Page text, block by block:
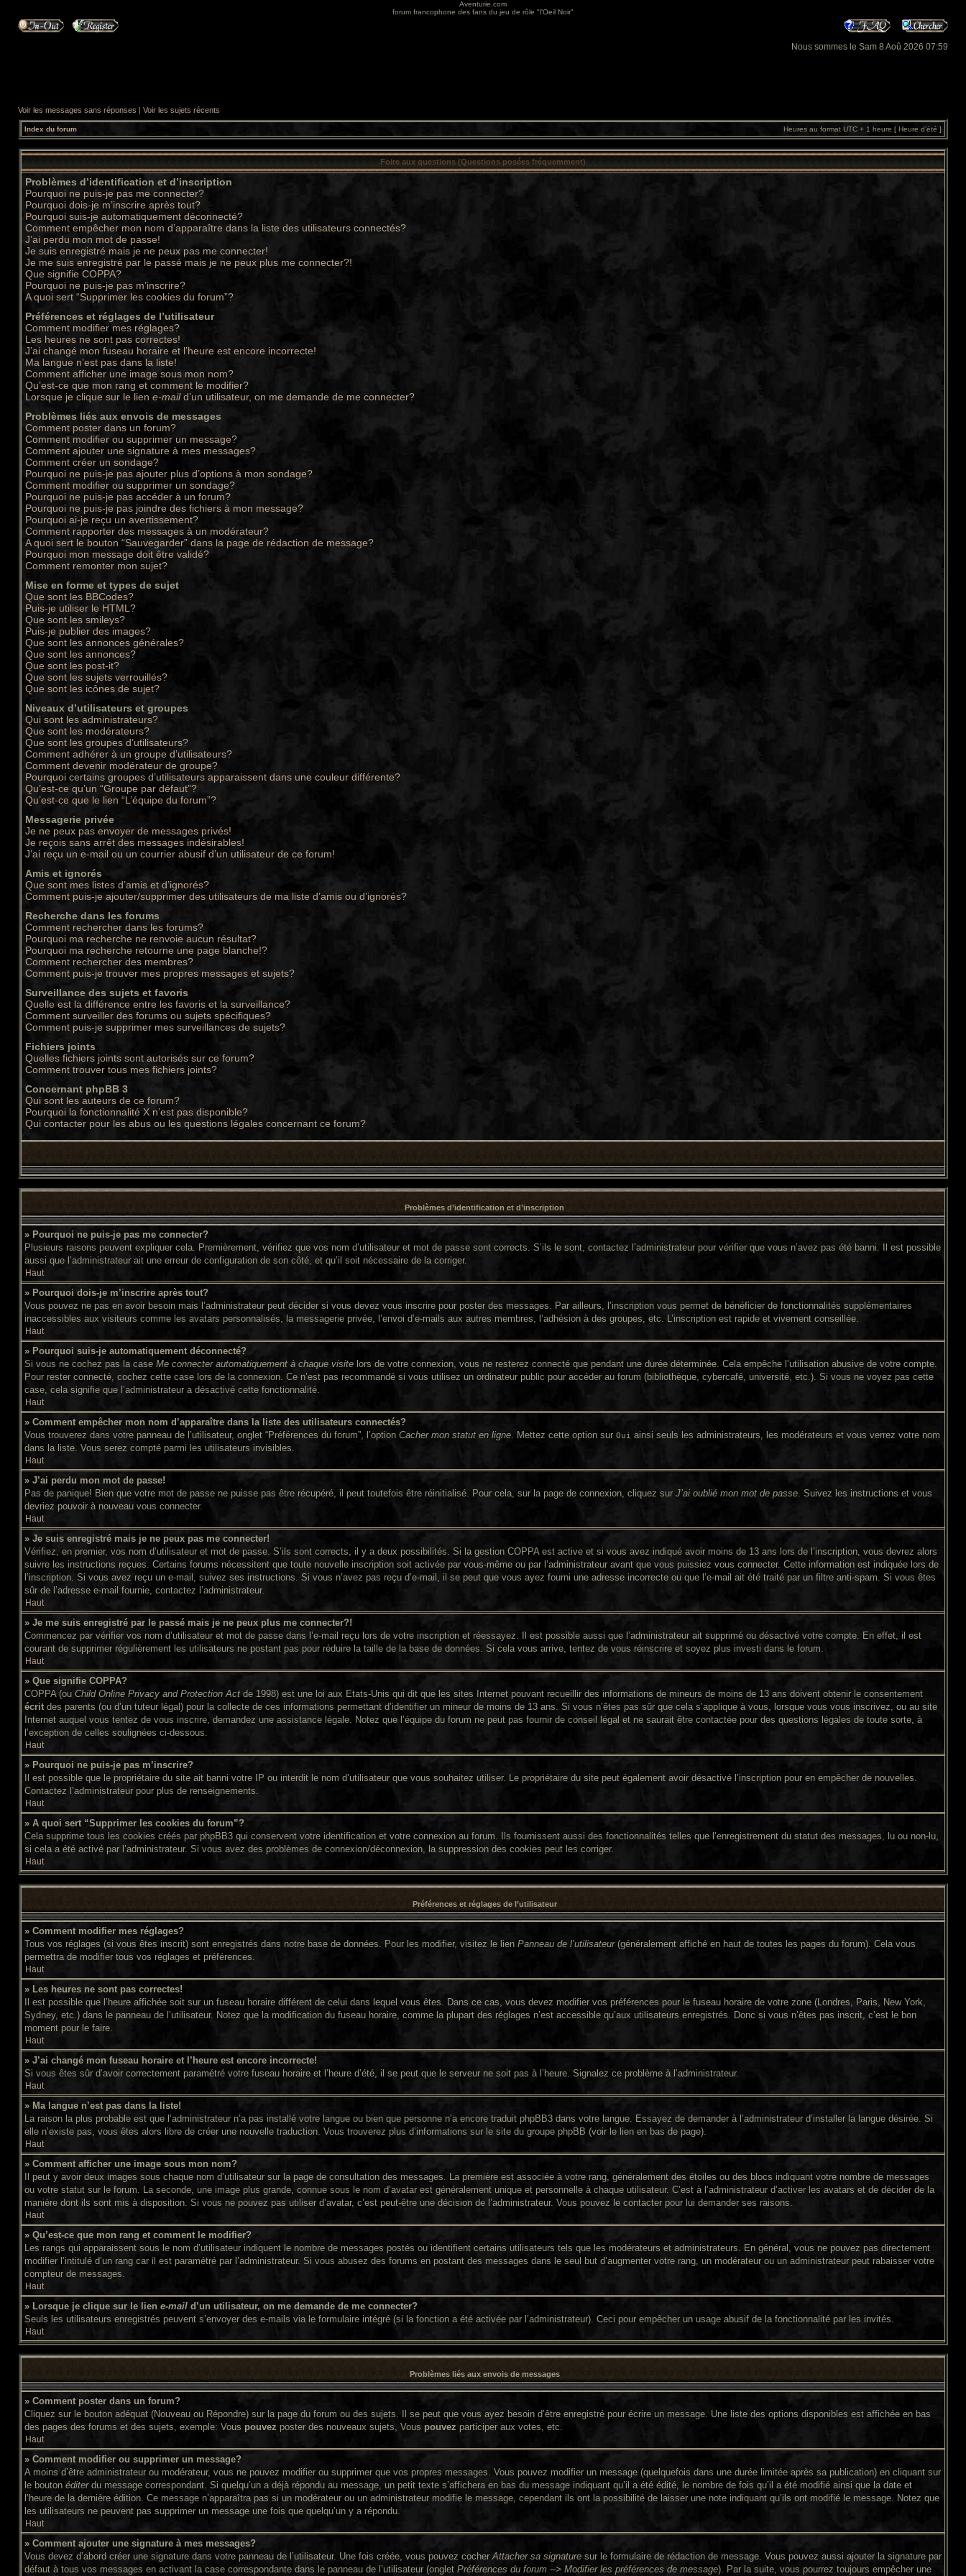
Aventurie.com
forum francophone des fans du jeu de rôle "l'Oeil Noir"
Nous sommes le Sam 8 Aoû 2026 07:59
Voir les messages sans réponses | Voir les sujets récents
Index du forum Heures au format UTC + 1 heure [ Heure d’été ]
Foire aux questions (Questions posées fréquemment)
Problèmes d’identification et d’inscription
Pourquoi ne puis-je pas me connecter?
Pourquoi dois-je m’inscrire après tout?
Pourquoi suis-je automatiquement déconnecté?
Comment empêcher mon nom d’apparaître dans la liste des utilisateurs connectés?
J’ai perdu mon mot de passe!
Je suis enregistré mais je ne peux pas me connecter!
Je me suis enregistré par le passé mais je ne peux plus me connecter?!
Que signifie COPPA?
Pourquoi ne puis-je pas m’inscrire?
A quoi sert “Supprimer les cookies du forum”?
Préférences et réglages de l’utilisateur
Comment modifier mes réglages?
Les heures ne sont pas correctes!
J’ai changé mon fuseau horaire et l’heure est encore incorrecte!
Ma langue n’est pas dans la liste!
Comment afficher une image sous mon nom?
Qu’est-ce que mon rang et comment le modifier?
Lorsque je clique sur le lien e-maild’un utilisateur, on me demande de me connecter?
Problèmes liés aux envois de messages
Comment poster dans un forum?
Comment modifier ou supprimer un message?
Comment ajouter une signature à mes messages?
Comment créer un sondage?
Pourquoi ne puis-je pas ajouter plus d’options à mon sondage?
Comment modifier ou supprimer un sondage?
Pourquoi ne puis-je pas accéder à un forum?
Pourquoi ne puis-je pas joindre des fichiers à mon message?
Pourquoi ai-je reçu un avertissement?
Comment rapporter des messages à un modérateur?
A quoi sert le bouton “Sauvegarder” dans la page de rédaction de message?
Pourquoi mon message doit être validé?
Comment remonter mon sujet?
Mise en forme et types de sujet
Que sont les BBCodes?
Puis-je utiliser le HTML?
Que sont les smileys?
Puis-je publier des images?
Que sont les annonces générales?
Que sont les annonces?
Que sont les post-it?
Que sont les sujets verrouillés?
Que sont les icônes de sujet?
Niveaux d’utilisateurs et groupes
Qui sont les administrateurs?
Que sont les modérateurs?
Que sont les groupes d’utilisateurs?
Comment adhérer à un groupe d’utilisateurs?
Comment devenir modérateur de groupe?
Pourquoi certains groupes d’utilisateurs apparaissent dans une couleur différente?
Qu’est-ce qu’un “Groupe par défaut”?
Qu’est-ce que le lien “L’équipe du forum”?
Messagerie privée
Je ne peux pas envoyer de messages privés!
Je reçois sans arrêt des messages indésirables!
J’ai reçu un e-mail ou un courrier abusif d’un utilisateur de ce forum!
Amis et ignorés
Que sont mes listes d’amis et d’ignorés?
Comment puis-je ajouter/supprimer des utilisateurs de ma liste d’amis ou d’ignorés?
Recherche dans les forums
Comment rechercher dans les forums?
Pourquoi ma recherche ne renvoie aucun résultat?
Pourquoi ma recherche retourne une page blanche!?
Comment rechercher des membres?
Comment puis-je trouver mes propres messages et sujets?
Surveillance des sujets et favoris
Quelle est la différence entre les favoris et la surveillance?
Comment surveiller des forums ou sujets spécifiques?
Comment puis-je supprimer mes surveillances de sujets?
Fichiers joints
Quelles fichiers joints sont autorisés sur ce forum?
Comment trouver tous mes fichiers joints?
Concernant phpBB 3
Qui sont les auteurs de ce forum?
Pourquoi la fonctionnalité X n’est pas disponible?
Qui contacter pour les abus ou les questions légales concernant ce forum?
Problèmes d’identification et d’inscription
» Pourquoi ne puis-je pas me connecter?
Plusieurs raisons peuvent expliquer cela. Premièrement, vérifiez que vos nom d’utilisateur et mot de passe sont corrects. S’ils le sont, contactez l’administrateur pour vérifier que vous n’avez pas été banni. Il est possible
aussi que l’administrateur ait une erreur de configuration de son côté, et qu’il soit nécessaire de la corriger.
Haut
» Pourquoi dois-je m’inscrire après tout?
Vous pouvez ne pas en avoir besoin mais l’administrateur peut décider si vous devez vous inscrire pour poster des messages. Par ailleurs, l’inscription vous permet de bénéficier de fonctionnalités supplémentaires
inaccessibles aux visiteurs comme les avatars personnalisés, la messagerie privée, l’envoi d’e-mails aux autres membres, l’adhésion à des groupes, etc. L’inscription est rapide et vivement conseillée.
Haut
» Pourquoi suis-je automatiquement déconnecté?
Si vous ne cochez pas la case Me connecter automatiquement à chaque visite lors de votre connexion, vous ne resterez connecté que pendant une durée déterminée. Cela empêche l’utilisation abusive de votre compte.
Pour rester connecté, cochez cette case lors de la connexion. Ce n’est pas recommandé si vous utilisez un ordinateur public pour accéder au forum (bibliothèque, cybercafé, université, etc.). Si vous ne voyez pas cette
case, cela signifie que l’administrateur a désactivé cette fonctionnalité.
Haut
» Comment empêcher mon nom d’apparaître dans la liste des utilisateurs connectés?
Vous trouverez dans votre panneau de l’utilisateur, onglet “Préférences du forum”, l’option Cacher mon statut en ligne. Mettez cette option sur Oui ainsi seuls les administrateurs, les modérateurs et vous verrez votre nom
dans la liste. Vous serez compté parmi les utilisateurs invisibles.
Haut
» J’ai perdu mon mot de passe!
Pas de panique! Bien que votre mot de passe ne puisse pas être récupéré, il peut toutefois être réinitialisé. Pour cela, sur la page de connexion, cliquez sur J’ai oublié mon mot de passe. Suivez les instructions et vous
devriez pouvoir à nouveau vous connecter.
Haut
» Je suis enregistré mais je ne peux pas me connecter!
Vérifiez, en premier, vos nom d’utilisateur et mot de passe. S’ils sont corrects, il y a deux possibilités. Si la gestion COPPA est active et si vous avez indiqué avoir moins de 13 ans lors de l’inscription, vous devrez alors
suivre les instructions reçues. Certains forums nécessitent que toute nouvelle inscription soit activée par vous-même ou par l’administrateur avant que vous puissiez vous connecter. Cette information est indiquée lors de
l’inscription. Si vous avez reçu un e-mail, suivez ses instructions. Si vous n’avez pas reçu d’e-mail, il se peut que vous ayez fourni une adresse incorrecte ou que l’e-mail ait été traité par un filtre anti-spam. Si vous êtes
sûr de l’adresse e-mail fournie, contactez l’administrateur.
Haut
» Je me suis enregistré par le passé mais je ne peux plus me connecter?!
Commencez par vérifier vos nom d’utilisateur et mot de passe dans l’e-mail reçu lors de votre inscription et réessayez. Il est possible aussi que l’administrateur ait supprimé ou désactivé votre compte. En effet, il est
courant de supprimer régulièrement les utilisateurs ne postant pas pour réduire la taille de la base de données. Si cela vous arrive, tentez de vous réinscrire et soyez plus investi dans le forum.
Haut
» Que signifie COPPA?
COPPA (ou Child Online Privacy and Protection Act de 1998) est une loi aux Etats-Unis qui dit que les sites Internet pouvant recueillir des informations de mineurs de moins de 13 ans doivent obtenir le consentement
écrit des parents (ou d’un tuteur légal) pour la collecte de ces informations permettant d’identifier un mineur de moins de 13 ans. Si vous n’êtes pas sûr que cela s’applique à vous, lorsque vous vous inscrivez, ou au site
Internet auquel vous tentez de vous inscrire, demandez une assistance légale. Notez que l’équipe du forum ne peut pas fournir de conseil légal et ne saurait être contactée pour des questions légales de toute sorte, à
l’exception de celles soulignées ci-dessous.
Haut
» Pourquoi ne puis-je pas m’inscrire?
Il est possible que le propriétaire du site ait banni votre IP ou interdit le nom d’utilisateur que vous souhaitez utiliser. Le propriétaire du site peut également avoir désactivé l’inscription pour en empêcher de nouvelles.
Contactez l’administrateur pour plus de renseignements.
Haut
» A quoi sert “Supprimer les cookies du forum”?
Cela supprime tous les cookies créés par phpBB3 qui conservent votre identification et votre connexion au forum. Ils fournissent aussi des fonctionnalités telles que l’enregistrement du statut des messages, lu ou non-lu,
si cela a été activé par l’administrateur. Si vous avez des problèmes de connexion/déconnexion, la suppression des cookies peut les corriger.
Haut
Préférences et réglages de l’utilisateur
» Comment modifier mes réglages?
Tous vos réglages (si vous êtes inscrit) sont enregistrés dans notre base de données. Pour les modifier, visitez le lien Panneau de l’utilisateur(généralement affiché en haut de toutes les pages du forum). Cela vous
permettra de modifier tous vos réglages et préférences.
Haut
» Les heures ne sont pas correctes!
Il est possible que l’heure affichée soit sur un fuseau horaire différent de celui dans lequel vous êtes. Dans ce cas, vous devez modifier vos préférences pour le fuseau horaire de votre zone (Londres, Paris, New York,
Sydney, etc.) dans le panneau de l’utilisateur. Notez que la modification du fuseau horaire, comme la plupart des réglages n’est accessible qu’aux utilisateurs enregistrés. Donc si vous n’êtes pas inscrit, c’est le bon
moment pour le faire.
Haut
» J’ai changé mon fuseau horaire et l’heure est encore incorrecte!
Si vous êtes sûr d’avoir correctement paramétré votre fuseau horaire et l’heure d’été, il se peut que le serveur ne soit pas à l’heure. Signalez ce problème à l’administrateur.
Haut
» Ma langue n’est pas dans la liste!
La raison la plus probable est que l’administrateur n’a pas installé votre langue ou bien que personne n’a encore traduit phpBB3 dans votre langue. Essayez de demander à l’administrateur d’installer la langue désirée. Si
elle n’existe pas, vous êtes alors libre de créer une nouvelle traduction. Vous trouverez plus d’informations sur le site du groupe phpBB (voir le lien en bas de page).
Haut
» Comment afficher une image sous mon nom?
Il peut y avoir deux images sous chaque nom d’utilisateur sur la page de consultation des messages. La première est associée à votre rang, généralement des étoiles ou des blocs indiquant votre nombre de messages
ou votre statut sur le forum. La seconde, une image plus grande, connue sous le nom d’avatar est généralement unique et personnelle à chaque utilisateur. C’est à l’administrateur d’activer les avatars et de décider de la
manière dont ils sont mis à disposition. Si vous ne pouvez pas utiliser d’avatar, c’est peut-être une décision de l’administrateur. Vous pouvez le contacter pour lui demander ses raisons.
Haut
» Qu’est-ce que mon rang et comment le modifier?
Les rangs qui apparaissent sous le nom d’utilisateur indiquent le nombre de messages postés ou identifient certains utilisateurs tels que les modérateurs et administrateurs. En général, vous ne pouvez pas directement
modifier l’intitulé d’un rang car il est paramétré par l’administrateur. Si vous abusez des forums en postant des messages dans le seul but d’augmenter votre rang, un modérateur ou un administrateur peut rabaisser votre
compteur de messages.
Haut
» Lorsque je clique sur le lien e-mail d’un utilisateur, on me demande de me connecter?
Seuls les utilisateurs enregistrés peuvent s’envoyer des e-mails via le formulaire intégré (si la fonction a été activée par l’administrateur). Ceci pour empêcher un usage abusif de la fonctionnalité par les invités.
Haut
Problèmes liés aux envois de messages
» Comment poster dans un forum?
Cliquez sur le bouton adéquat (Nouveau ou Répondre) sur la page du forum ou des sujets. Il se peut que vous ayez besoin d’être enregistré pour écrire un message. Une liste des options disponibles est affichée en bas
des pages des forums et des sujets, exemple: Vous pouvez poster des nouveaux sujets, Vous pouvez participer aux votes, etc.
Haut
» Comment modifier ou supprimer un message?
A moins d’être administrateur ou modérateur, vous ne pouvez modifier ou supprimer que vos propres messages. Vous pouvez modifier un message (quelquefois dans une durée limitée après sa publication) en cliquant sur
le bouton éditerdu message correspondant. Si quelqu’un a déjà répondu au message, un petit texte s’affichera en bas du message indiquant qu’il a été édité, le nombre de fois qu’il a été modifié ainsi que la date et
l’heure de la dernière édition. Ce message n’apparaîtra pas si un modérateur ou un administrateur modifie le message, cependant ils ont la possibilité de laisser une note indiquant qu’ils ont modifié le message. Notez que
les utilisateurs ne peuvent pas supprimer un message une fois que quelqu’un y a répondu.
Haut
» Comment ajouter une signature à mes messages?
Vous devez d’abord créer une signature dans votre panneau de l’utilisateur. Une fois créée, vous pouvez cocherAttacher sa signature sur le formulaire de rédaction de message. Vous pouvez aussi ajouter la signature par
défaut à tous vos messages en activant la case correspondante dans le panneau de l’utilisateur (onglet Préférences du forum --> Modifier les préférences de message). Par la suite, vous pourrez toujours empêcher une